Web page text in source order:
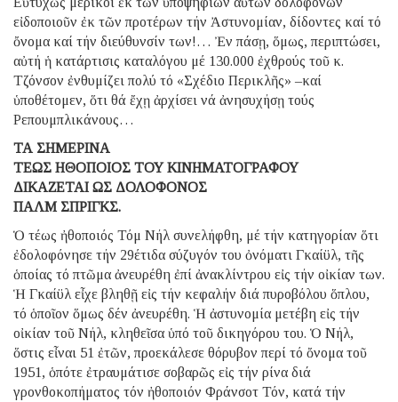
εἰδοποιοῦν ἐκ τῶν προτέρων τήν Ἀστυνομίαν, δίδοντες καί τό
ὄνομα καί τήν διεύθυνσίν των!… Ἐν πάσῃ, ὅμως, περιπτώσει,
αὐτή ἡ κατάρτισις καταλόγου μέ 130.000 ἐχθρούς τοῦ κ.
Τζόνσον ἐνθυμίζει πολύ τό «Σχέδιο Περικλῆς» –καί
ὑποθέτομεν, ὅτι θά ἔχῃ ἀρχίσει νά ἀνησυχήσῃ τούς
Ρεπουμπλικάνους…
ΤΑ ΣΗΜΕΡΙΝΑ
ΤΕΩΣ ΗΘΟΠΟΙΟΣ ΤΟΥ ΚΙΝΗΜΑΤΟΓΡΑΦΟΥ
ΔΙΚΑΖΕΤΑΙ ΩΣ ΔΟΛΟΦΟΝΟΣ
ΠΑΛΜ ΣΠΡΙΓΚΣ.
Ὁ τέως ἠθοποιός Τόμ Νήλ συνελήφθη, μέ τήν κατηγορίαν ὅτι
ἐδολοφόνησε τήν 29έτιδα σύζυγόν του ὀνόματι Γκαίϋλ, τῆς
ὁποίας τό πτῶμα ἀνευρέθη ἐπί ἀνακλίντρου εἰς τήν οἰκίαν των.
Ἡ Γκαίϋλ εἶχε βληθῇ εἰς τήν κεφαλήν διά πυροβόλου ὅπλου,
τό ὁποῖον ὅμως δέν ἀνευρέθη. Ἡ ἀστυνομία μετέβη εἰς τήν
οἰκίαν τοῦ Νήλ, κληθεῖσα ὑπό τοῦ δικηγόρου του. Ὁ Νήλ,
ὅστις εἶναι 51 ἐτῶν, προεκάλεσε θόρυβον περί τό ὄνομα τοῦ
1951, ὁπότε ἐτραυμάτισε σοβαρῶς εἰς τήν ρίνα διά
γρονθοκοπήματος τόν ἠθοποιόν Φράνσοτ Τόν, κατά τήν